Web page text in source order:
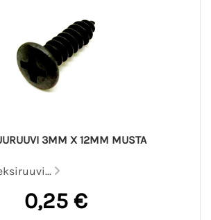
3MM X 12MM MUSTA
0,25 €